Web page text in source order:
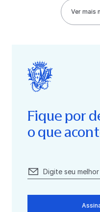
Ver mais
Fique por
o que